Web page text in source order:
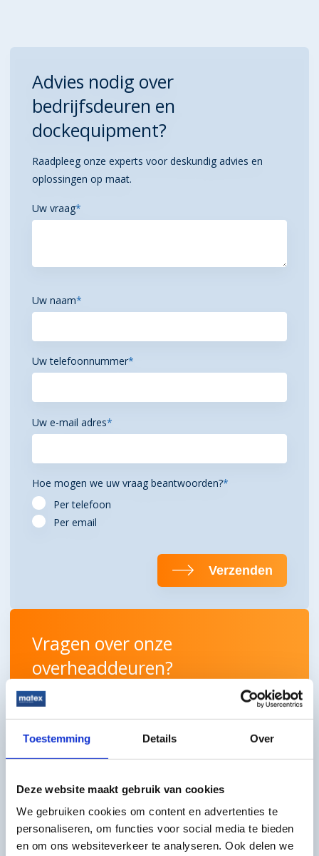
Toestemming Details Over
Deze website maakt gebruik van cookies
We gebruiken cookies om content en advertenties te
personaliseren, om functies voor social media te bieden
en om ons websiteverkeer te analyseren. Ook delen we
Advies nodig over
bedrijfsdeuren en
dockequipment?
Raadpleeg onze experts voor deskundig advies en
oplossingen op maat.
Uw vraag*
Uw naam*
Uw telefoonnummer*
Uw e-mail adres*
Hoe mogen we uw vraag beantwoorden?*
Per telefoon
Per email
Verzenden
Vragen over onze
overheaddeuren?
Neem contact op met onze
experts!
Overheaddeuren zijn de meest toegepaste
configuratiemogelijkheden (kleur, beglazing, loopdeur
en isolatie) hebben wij voor iedere situatie een
passende deur. Wilt u meer informatie of hulp bij uw
keuze? Neem dan contact met ons op, onze